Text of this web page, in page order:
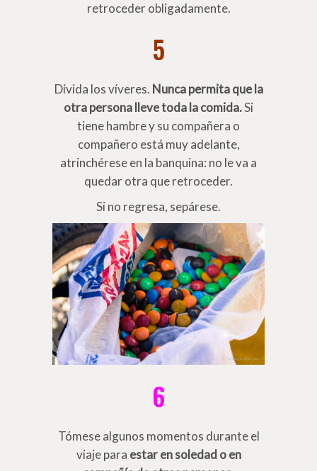
retroceder obligadamente.
5
Divida los víveres. Nunca permita que la
otra persona lleve toda la comida.Si
tiene hambre y su compañera o
compañero está muy adelante,
atrinchérese en la banquina: no le va a
quedar otra que retroceder.
Si no regresa, sepárese.
6
Tómese algunos momentos durante el
viaje para estar en soledad o en